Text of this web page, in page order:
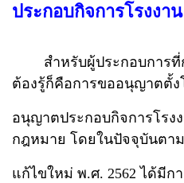
ประกอบกิจการโรงงาน
สำหรับผู้ประกอบการที่ก
ต้องรู้ก็คือการขออนุญาตตั้ง
อนุญาตประกอบกิจการโรง
กฎหมาย โดยในปัจจุบันตา
แก้ไขใหม่ พ.ศ. 2562 ได้มีก